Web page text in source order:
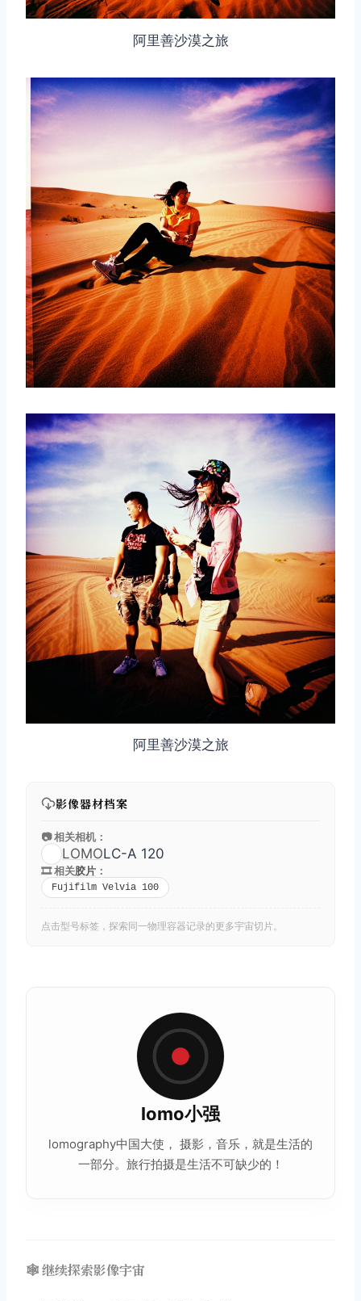
阿里善沙漠之旅
阿里善沙漠之旅
影像器材档案
📷 相关相机：
LOMOLC-A 120
🎞️ 相关胶片 ：
Fujifilm Velvia 100
点击型号标签，探索同一物理容器记录的更多宇宙切片。
lomo小强
lomography中国大使， 摄影，音乐，就是生活的
一部分。旅行拍摄是生活不可缺少的！
🕸️ 继续探索影像宇宙